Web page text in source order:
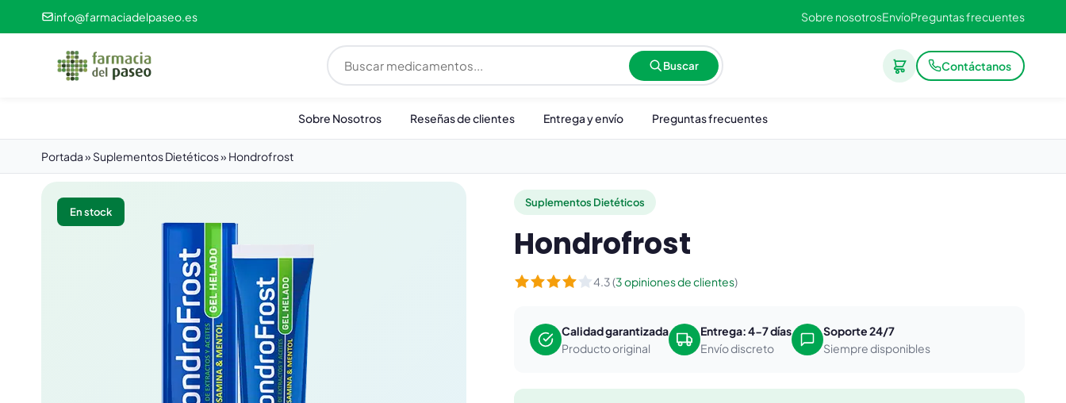
info@farmaciadelpaseo.es Sobre nosotrosEnvíoPreguntas frecuentes
Buscar Contáctanos
Sobre Nosotros Reseñas de clientes Entrega y envío Preguntas frecuentes
Portada» Suplementos Dietéticos» Hondrofrost
En stock
Suplementos Dietéticos
Hondrofrost
4.3 (3 opiniones de clientes)
Calidad garantizada
Producto original
Entrega: 4-7 días
Envío discreto
Soporte 24/7
Siempre disponibles